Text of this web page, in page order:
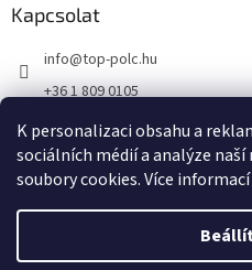
K personalizaci obsahu a
sociálních médií a analýze
soubory cookies. Více informací
Kapcsolat
info@top-polc.hu
+36 1 809 0105